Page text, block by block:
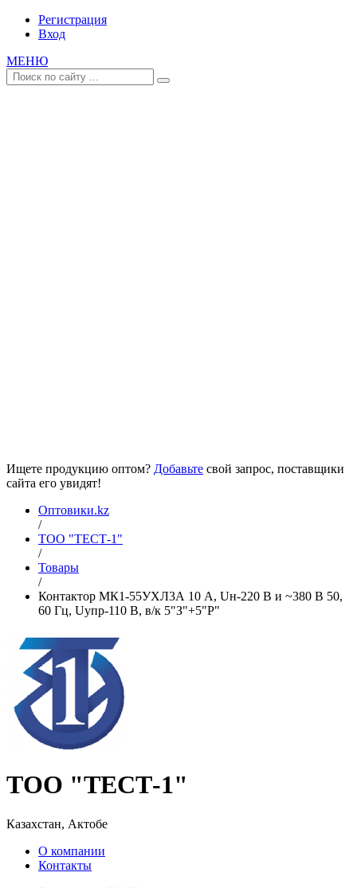
Регистрация
Вход
МЕНЮ
Ищете продукцию оптом? Добавьте свой запрос, поставщики
сайта его увидят!
Оптовики.kz
/
ТОО "ТЕСТ-1"
/
Товары
/
Контактор МК1-55УХЛ3А 10 А, Uн-220 В и ~380 В 50,
60 Гц, Uупр-110 В, в/к 5"З"+5"Р"
ТОО "ТЕСТ-1"
Казахстан, Актобе
О компании
Контакты